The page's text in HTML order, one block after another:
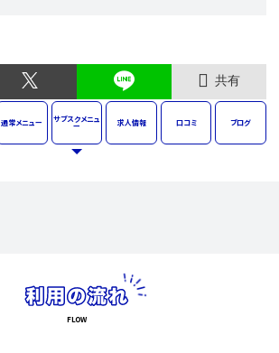
共有
通常メニュー サブスクメニュ
ー 求人情報 口コミ ブログ